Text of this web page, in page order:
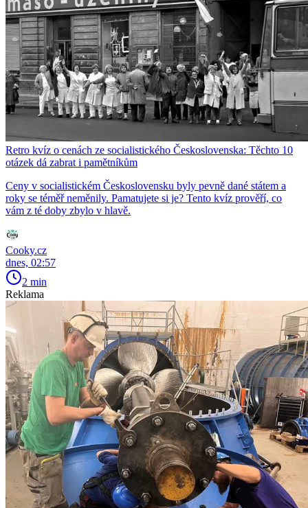
Retro kvíz o cenách ze socialistického Československa: Těchto 10
otázek dá zabrat i pamětníkům
Ceny v socialistickém Československu byly pevně dané státem a
roky se téměř neměnily. Pamatujete si je? Tento kvíz prověří, co
vám z té doby zbylo v hlavě.
Cooky.cz
dnes, 02:57
2 min
Reklama